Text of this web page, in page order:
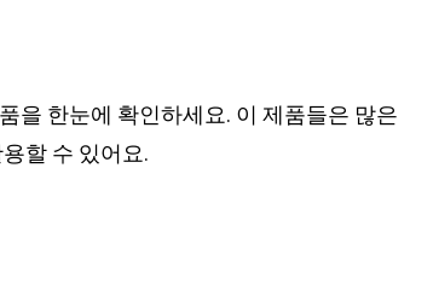
을 한눈에 확인하세요. 이 제품들은 많은
할 수 있어요.